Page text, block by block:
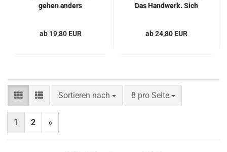
gehen an­ders
ab 19,80 EUR
Das Hand­werk. Sich
ab 24,80 EUR
Sortieren nach
Sortieren nach 8 pro Seite
pro Seite
1 2 »